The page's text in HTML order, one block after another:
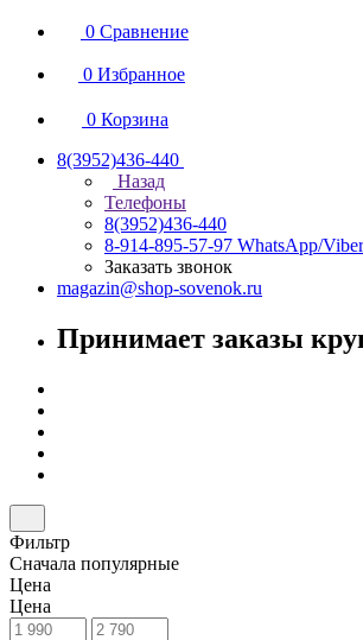
0 Сравнение
0 Избранное
0 Корзина
8(3952)436-440
Назад
Телефоны
8(3952)436-440
8-914-895-57-97 WhatsApp/
Заказать звонок
magazin@shop-sovenok.ru
Принимает заказы
Фильтр
Сначала популярные
Цена
Цена